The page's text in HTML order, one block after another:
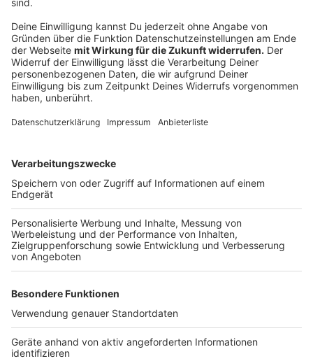
https://www.bundesregierung.de/breg-
de/themen/corona-warn-app
https://www.sparkasse-
koelnbonn.de/de/home/aktionen/bleib-gesund-.html
https://www.sparkasse-
bezahlen/banking-angebot/sparkassen-app.html
https://www.sparkasse-
koelnbonn.de/fi/home/produkte/banking-und-
software/apps-und-software/s-weltweit-app.html
Anzeige
Alle Finanztipps auf einen Blick:
Anzeige
Hier gibt`s nochmal alle Finanztipps zum